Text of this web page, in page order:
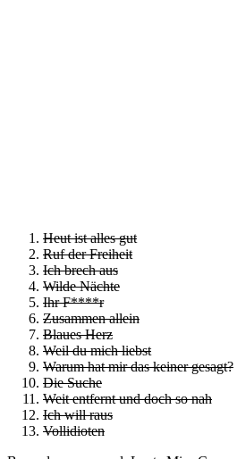
Heut ist alles gut
Ruf der Freiheit
Ich brech aus
Wilde Nächte
Ihr F****r
Zusammen allein
Blaues Herz
Weil du mich liebst
Warum hat mir das keiner gesagt?
Die Suche
Weit entfernt und doch so nah
Ich will raus
Vollidioten